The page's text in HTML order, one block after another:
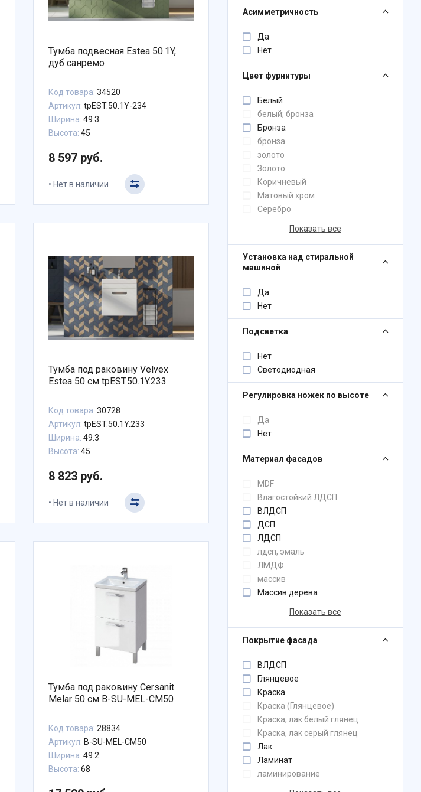
Тумба подвесная Estea 50.1Y,
дуб санремо
Код товара: 34520
Артикул: tpEST.50.1Y-234
Ширина: 49.3
Высота: 45
8 597 руб.
Нет в наличии
Тумба под раковину Velvex
Estea 50 см tpEST.50.1Y.233
Код товара: 30728
Артикул: tpEST.50.1Y.233
Ширина: 49.3
Высота: 45
8 823 руб.
Нет в наличии
Тумба под раковину Cersanit
Melar 50 см B-SU-MEL-CM50
Код товара: 28834
Артикул: B-SU-MEL-CM50
Ширина: 49.2
Высота: 68
Асимметричность
Да
Нет
Цвет фурнитуры
Белый
белый; бронза
Бронза
бронза
золото
Золото
Коричневый
Матовый хром
Серебро
Показать все
Установка над стиральной
машиной
Да
Нет
Подсветка
Нет
Светодиодная
Регулировка ножек по высоте
Да
Нет
Материал фасадов
MDF
Влагостойкий ЛДСП
ВЛДСП
ДСП
ЛДСП
лдсп, эмаль
ЛМДФ
массив
Массив дерева
Показать все
Покрытие фасада
ВЛДСП
Глянцевое
Краска
Краска (Глянцевое)
Краска, лак белый глянец
Краска, лак серый глянец
Лак
Ламинат
ламинирование